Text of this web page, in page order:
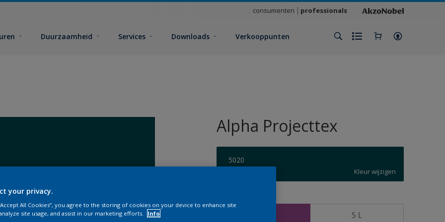
consumenten professionals
Duurzaamheid Services Downloads Verkooppunten
Alpha Projecttex
5020
Kleur wijzigen
5 L
your privacy.
All Cookies”, you agree to the storing of cookies on your device to enhance site
site usage, and assist in our marketing efforts.
Info